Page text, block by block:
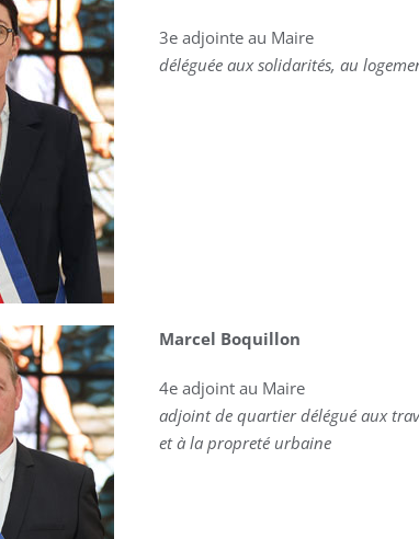
3e adjointe au Maire
déléguée aux solidarités, au
Marcel Boquillon
4e adjoint au Maire
adjoint de quartier délégué aux
et à la propreté urbaine